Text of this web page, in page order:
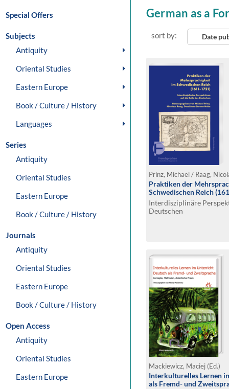
Special Offers
Subjects
Antiquity
Oriental Studies
Eastern Europe
Book / Culture / History
Languages
Series
Antiquity
Oriental Studies
Eastern Europe
Book / Culture / History
Journals
Antiquity
Oriental Studies
Eastern Europe
Book / Culture / History
Open Access
Antiquity
Oriental Studies
Eastern Europe
German as a
sort by: Date
Praktiken der
Schwedischen Reich
Interdisziplinäre
Deutschen
Mackiewicz, Maciej (Ed.)
Interkulturelles Lernen
als Fremd- und